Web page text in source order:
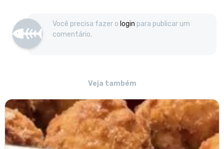
Você precisa fazer o login para publicar um
comentário.
Veja também